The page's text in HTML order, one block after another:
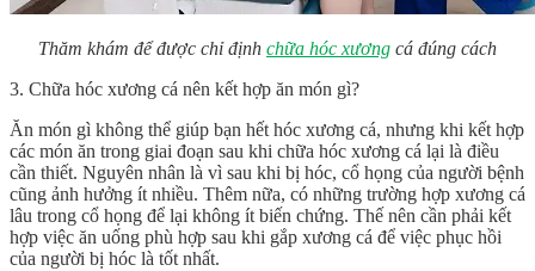
Thăm khám để được chỉ định chữa hóc xương cá đúng cách
3. Chữa hóc xương cá nên kết hợp ăn món gì?
Ăn món gì không thể giúp bạn hết hóc xương cá, nhưng khi kết hợp
các món ăn trong giai đoạn sau khi chữa hóc xương cá lại là điều
cần thiết. Nguyên nhân là vì sau khi bị hóc, cổ họng của người bệnh
cũng ảnh hưởng ít nhiều. Thêm nữa, có những trường hợp xương cá
lâu trong cổ họng để lại không ít biến chứng. Thế nên cần phải kết
hợp việc ăn uống phù hợp sau khi gắp xương cá để việc phục hồi
của người bị hóc là tốt nhất.